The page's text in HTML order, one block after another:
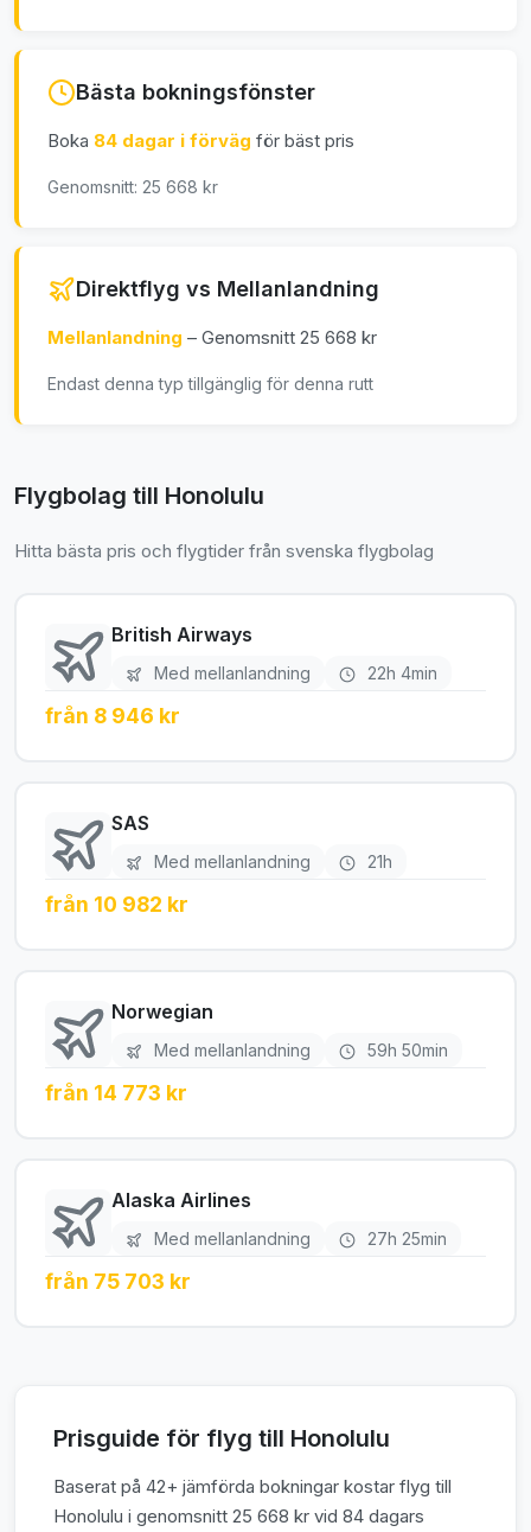
Bästa bokningsfönster
Boka 84 dagar i förväg för bäst pris
Genomsnitt: 25 668 kr
Direktflyg vs Mellanlandning
Mellanlandning – Genomsnitt 25 668 kr
Endast denna typ tillgänglig för denna rutt
Flygbolag till Honolulu
Hitta bästa pris och flygtider från svenska flygbolag
British Airways
Med mellanlandning 22h 4min
från 8 946 kr
SAS
Med mellanlandning 21h
från 10 982 kr
Norwegian
Med mellanlandning 59h 50min
från 14 773 kr
Alaska Airlines
Med mellanlandning 27h 25min
från 75 703 kr
Prisguide för flyg till Honolulu
Baserat på 42+ jämförda bokningar kostar flyg till
Honolulu i genomsnitt 25 668 kr vid 84 dagars